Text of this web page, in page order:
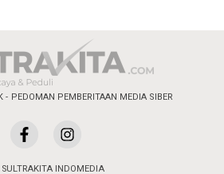
PEDOMAN PEMBERITAAN MEDIA SIBER
SULTRAKITA INDOMEDIA